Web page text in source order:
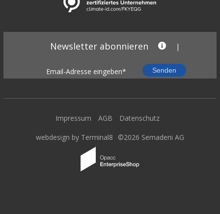
Newsletter abonnieren |
Impressum AGB Datenschutz
webdesign by Terminal8 ©2026 Semadeni AG